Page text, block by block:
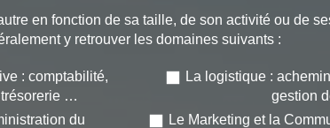
en fonction de sa taille, de son activité ou de
y retrouver les domaines suivants :
: comptabilité,
trésorerie …
du
La logistique :
gestion
Le Marketing et la